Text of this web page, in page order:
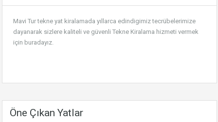
Mavi Tur tekne yat kiralamada yıllarca edindigimiz tecrübelerimize
dayanarak sizlere kaliteli ve güvenli Tekne Kiralama hizmeti vermek
için buradayız.
Öne Çıkan Yatlar